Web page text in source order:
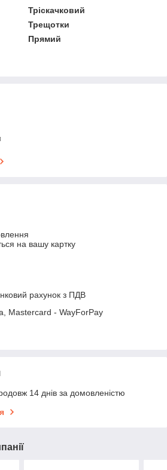
Тріскачковий
Трещотки
Прямий
на вашу картку
рахунок з ПДВ
Mastercard - WayForPay
14 днів за домовленістю